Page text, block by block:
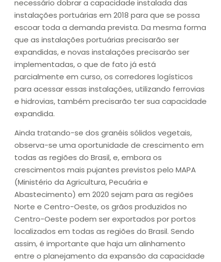
necessário dobrar a capacidade instalada das
instalações portuárias em 2018 para que se possa
escoar toda a demanda prevista. Da mesma forma
que as instalações portuárias precisarão ser
expandidas, e novas instalações precisarão ser
implementadas, o que de fato já está
parcialmente em curso, os corredores logísticos
para acessar essas instalações, utilizando ferrovias
e hidrovias, também precisarão ter sua capacidade
expandida.
Ainda tratando-se dos granéis sólidos vegetais,
observa-se uma oportunidade de crescimento em
todas as regiões do Brasil, e, embora os
crescimentos mais pujantes previstos pelo MAPA
(Ministério da Agricultura, Pecuária e
Abastecimento) em 2020 sejam para as regiões
Norte e Centro-Oeste, os grãos produzidos no
Centro-Oeste podem ser exportados por portos
localizados em todas as regiões do Brasil. Sendo
assim, é importante que haja um alinhamento
entre o planejamento da expansão da capacidade